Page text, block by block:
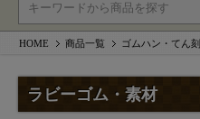
HOME 商品一覧 ゴムハン・てん刻
ラビーゴム・素材